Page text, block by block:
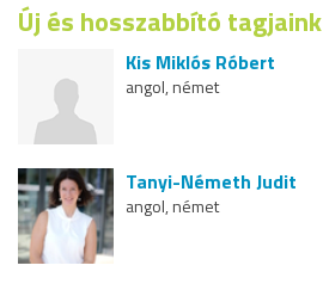
Új és hosszabbító tagjaink
Kis Miklós Róbert
angol, német
Tanyi-Németh Judit
angol, német